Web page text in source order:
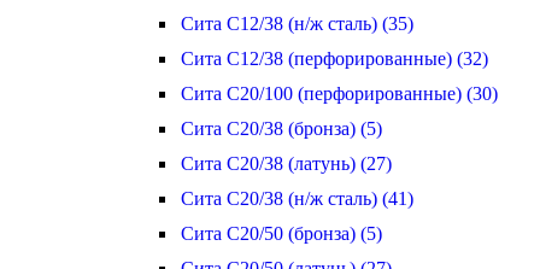
Сита С12/38 (н/ж сталь) (35)
Сита С12/38 (перфорированные) (32)
Сита С20/100 (перфорированные) (30)
Сита С20/38 (бронза) (5)
Сита С20/38 (латунь) (27)
Сита С20/38 (н/ж сталь) (41)
Сита С20/50 (бронза) (5)